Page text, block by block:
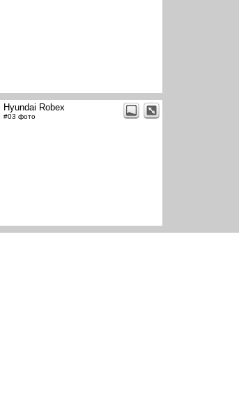
Hyundai Robex
#03 фото